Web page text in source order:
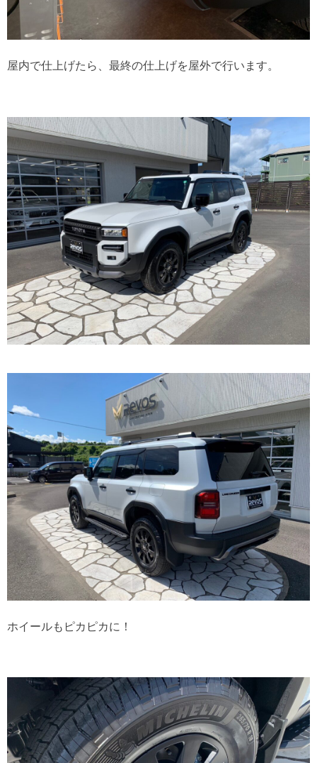
屋内で仕上げたら、最終の仕上げを屋外で行います。
ホイールもピカピカに！